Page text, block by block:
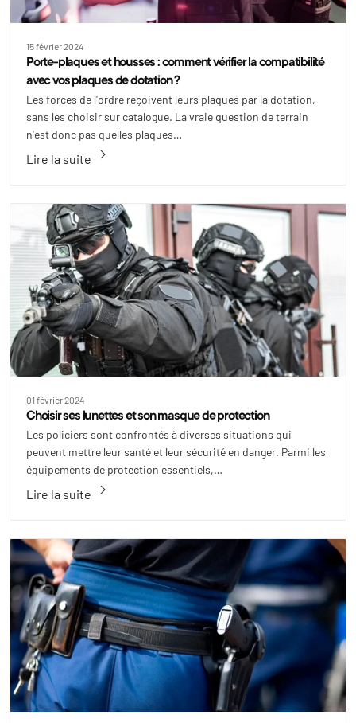
15 février 2024
Porte-plaques et housses : comment vérifier la compatibilité
avec vos plaques de dotation ?
Les forces de l'ordre reçoivent leurs plaques par la dotation,
sans les choisir sur catalogue. La vraie question de terrain
n'est donc pas quelles plaques…
Lire la suite keyboard_arrow_right
01 février 2024
Choisir ses lunettes et son masque de protection
Les policiers sont confrontés à diverses situations qui
peuvent mettre leur santé et leur sécurité en danger. Parmi les
équipements de protection essentiels,…
Lire la suite keyboard_arrow_right